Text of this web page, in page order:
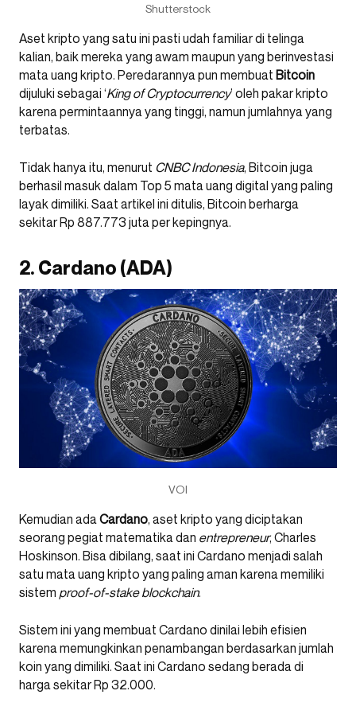
Shutterstock
Aset kripto yang satu ini pasti udah familiar di telinga
kalian, baik mereka yang awam maupun yang berinvestasi
mata uang kripto. Peredarannya pun membuat Bitcoin
dijuluki sebagai ‘King of Cryptocurrency’ oleh pakar kripto
karena permintaannya yang tinggi, namun jumlahnya yang
terbatas.
Tidak hanya itu, menurut CNBC Indonesia, Bitcoin juga
berhasil masuk dalam Top 5 mata uang digital yang paling
layak dimiliki. Saat artikel ini ditulis, Bitcoin berharga
sekitar Rp 887.773 juta per kepingnya.
2. Cardano (ADA)
VOI
Kemudian adaCardano, aset kripto yang diciptakan
seorang pegiat matematika dan entrepreneur, Charles
Hoskinson. Bisa dibilang, saat ini Cardano menjadi salah
satu mata uang kripto yang paling aman karena memiliki
sistem proof-of-stake blockchain.
Sistem ini yang membuat Cardano dinilai lebih efisien
karena memungkinkan penambangan berdasarkan jumlah
koin yang dimiliki. Saat ini Cardano sedang berada di
harga sekitar Rp 32.000.